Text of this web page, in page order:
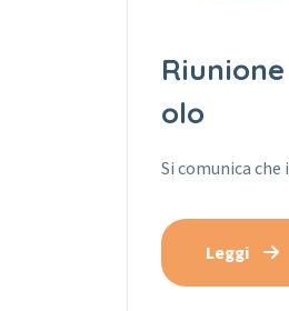
olo
Si comunica
Leggi